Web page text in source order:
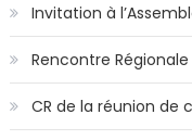
Invitation à
Rencontre Régionale
CR de la réunion de